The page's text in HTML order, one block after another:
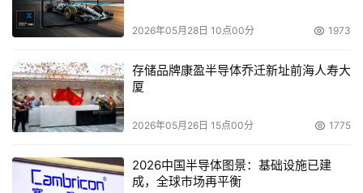
2026年05月28日 10点00分 1973
存储品牌康盈半导体乔迁新址前海人寿大
厦
2026年05月26日 15点00分 1775
2026中国半导体图景：基础设施已建
成，全球市场再平衡